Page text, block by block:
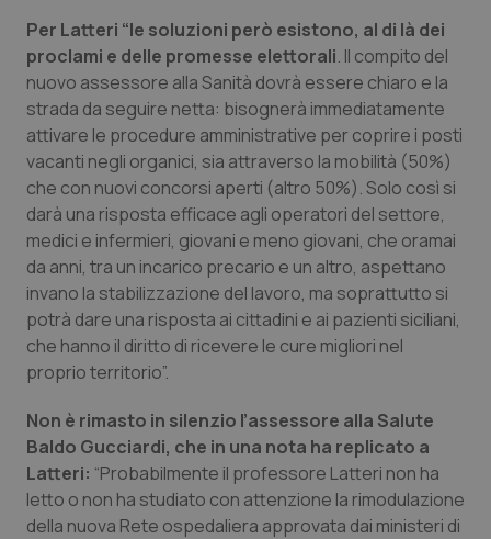
Sicilia
Toscana
Umbria
Valle D’Aosta
Veneto
Neuroscienze & patologie neurodegenerative
Obesità
Oftalmologia
Oncodermatologia
Oncoematologia
Oncologia & Nutrizione
Quotidiano Cardiologia
Quotidiano Chirurgia
Per Latteri “le soluzioni però esistono, al di là dei
proclami e delle promesse elettorali. Il compito del
nuovo assessore alla Sanità dovrà essere chiaro e la
strada da seguire netta: bisognerà immediatamente
attivare le procedure amministrative per coprire i posti
vacanti negli organici, sia attraverso la mobilità (50%)
che con nuovi concorsi aperti (altro 50%). Solo così si
darà una risposta efficace agli operatori del settore,
medici e infermieri, giovani e meno giovani, che oramai
da anni, tra un incarico precario e un altro, aspettano
invano la stabilizzazione del lavoro, ma soprattutto si
potrà dare una risposta ai cittadini e ai pazienti siciliani,
che hanno il diritto di ricevere le cure migliori nel
proprio territorio”.
Non è rimasto in silenzio l’assessore alla Salute
Baldo Gucciardi, che in una nota ha replicato a
Latteri: “Probabilmente il professore Latteri non ha
letto o non ha studiato con attenzione la rimodulazione
della nuova Rete ospedaliera approvata dai ministeri di